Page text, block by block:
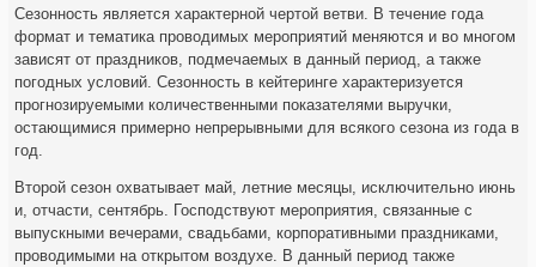
Сезонность является характерной чертой ветви. В течение года
формат и тематика проводимых мероприятий меняются и во многом
зависят от праздников, подмечаемых в данный период, а также
погодных условий. Сезонность в кейтеринге характеризуется
прогнозируемыми количественными показателями выручки,
остающимися примерно непрерывными для всякого сезона из года в
год.
Второй сезон охватывает май, летние месяцы, исключительно июнь
и, отчасти, сентябрь. Господствуют мероприятия, связанные с
выпускными вечерами, свадьбами, корпоративными праздниками,
проводимыми на открытом воздухе. В данный период также